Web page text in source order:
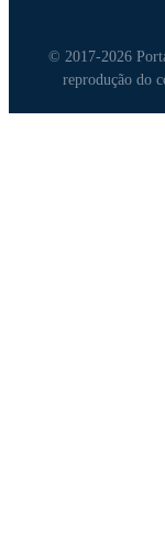
© 2017-2026
reprodução do